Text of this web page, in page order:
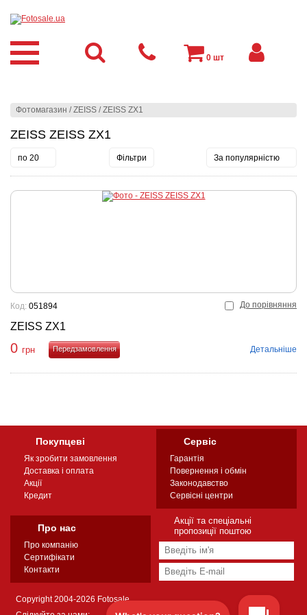
Фотомагазин /ZEISS /ZEISS ZX1
ZEISS ZEISS ZX1
по 20 Фільтри За популярністю
До порівняння
ZEISS ZX1
Код: 051894
0 грн
Детальніше
0 шт
Покупцеві
Як зробити замовлення
Доставка і оплата
Акції
Кредит
Сервіс
Гарантія
Повернення і обмін
Законодавство
Сервісні центри
Про нас
Про компанію
Сертифікати
Контакти
Акції та спеціальні
пропозиції поштою
Copyright 2004-2026 Fotosale